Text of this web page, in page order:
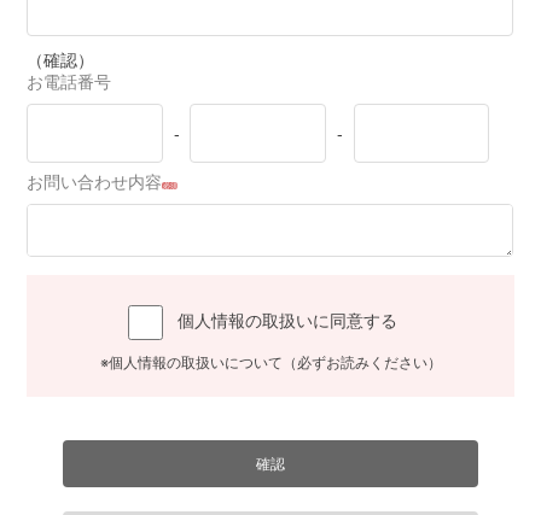
（確認）
お電話番号
- -
お問い合わせ内容必須
個人情報の取扱いに同意する
※個人情報の取扱いについて（必ずお読みください）